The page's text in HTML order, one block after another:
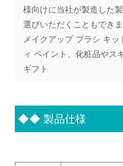
様向けに当社が製造した
選びいただくこともできま
メイクアップ ブラシ キ
ィ ペイント、化粧品やス
ギフト
◆◆ 製品仕様